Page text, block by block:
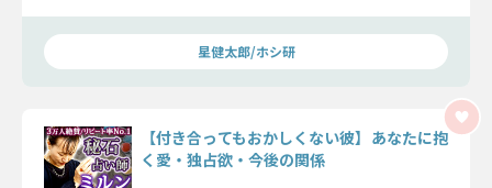
星健太郎/ホシ研
【付き合ってもおかしくない彼】あなたに抱
く愛・独占欲・今後の関係